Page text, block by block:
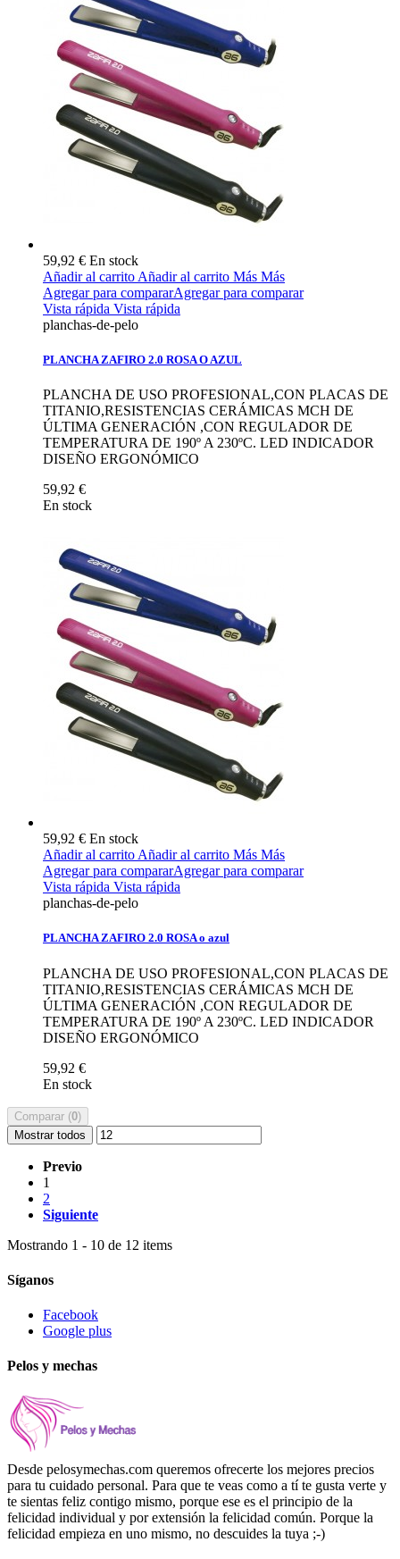
59,92 € En stock
Añadir al carrito Añadir al carrito Más Más
Agregar para compararAgregar para comparar
Vista rápida Vista rápida
planchas-de-pelo
PLANCHA ZAFIRO 2.0 ROSA O AZUL
PLANCHA DE USO PROFESIONAL,CON PLACAS DE
TITANIO,RESISTENCIAS CERÁMICAS MCH DE
ÚLTIMA GENERACIÓN ,CON REGULADOR DE
TEMPERATURA DE 190º A 230ºC. LED INDICADOR
DISEÑO ERGONÓMICO
59,92 €
En stock
59,92 € En stock
Añadir al carrito Añadir al carrito Más Más
Agregar para compararAgregar para comparar
Vista rápida Vista rápida
planchas-de-pelo
PLANCHA ZAFIRO 2.0 ROSA o azul
PLANCHA DE USO PROFESIONAL,CON PLACAS DE
TITANIO,RESISTENCIAS CERÁMICAS MCH DE
ÚLTIMA GENERACIÓN ,CON REGULADOR DE
TEMPERATURA DE 190º A 230ºC. LED INDICADOR
DISEÑO ERGONÓMICO
59,92 €
En stock
Comparar (0)
Mostrar todos
Previo
1
2
Siguiente
Mostrando 1 - 10 de 12 items
Síganos
Facebook
Google plus
Pelos y mechas
Desde pelosymechas.com queremos ofrecerte los mejores precios
para tu cuidado personal. Para que te veas como a tí te gusta verte y
te sientas feliz contigo mismo, porque ese es el principio de la
felicidad individual y por extensión la felicidad común. Porque la
felicidad empieza en uno mismo, no descuides la tuya ;-)